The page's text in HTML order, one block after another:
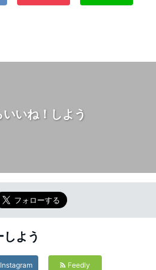
いね！しよう
よう
Instagram Feedly